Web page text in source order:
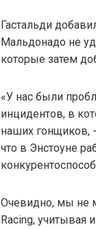
Гастальди
Мальдонадо не
которые затем
«У нас были
инцидентов, в
наших гонщиков,
что в Энстоуне
Очевидно, мы не
Racing, учитывая